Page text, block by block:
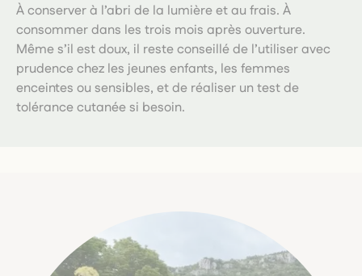
À conserver à l’abri de la lumière et au frais. À
consommer dans les trois mois après ouverture.
Même s’il est doux, il reste conseillé de l’utiliser avec
prudence chez les jeunes enfants, les femmes
enceintes ou sensibles, et de réaliser un test de
tolérance cutanée si besoin.